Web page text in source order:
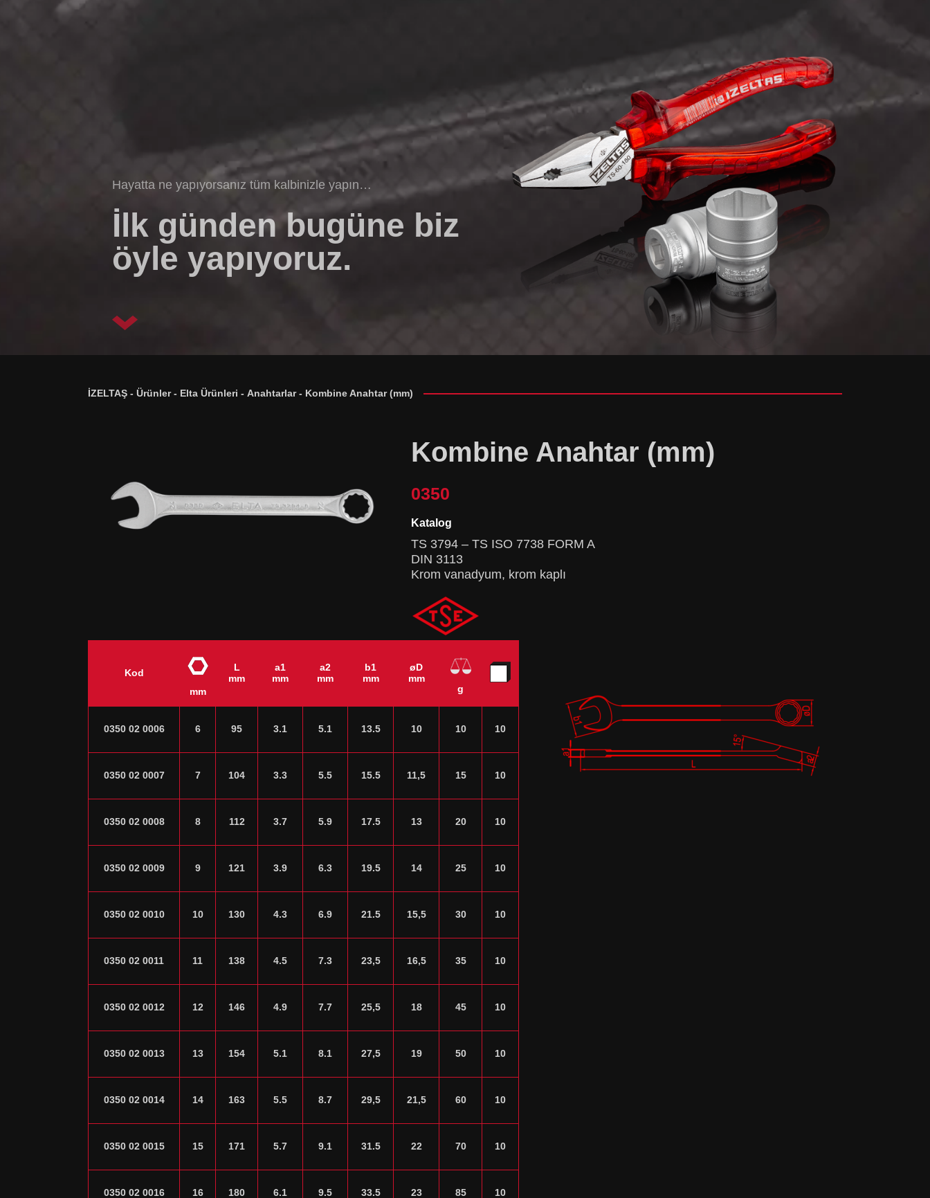
Hayatta ne yapıyorsanız tüm kalbinizle yapın…
İlk günden bugüne biz
öyle yapıyoruz.
İZELTAŞ - Ürünler- Elta Ürünleri - Anahtarlar- Kombine Anahtar (mm)
Kombine Anahtar (mm)
0350
Katalog
TS 3794 – TS ISO 7738 FORM A
DIN 3113
Krom vanadyum, krom kaplı
Kod
mm
L
mm
a1
mm
a2
mm
b1
mm
øD
mm
g
0350 02 0006 6 95 3.1 5.1 13.5 10 10 10
0350 02 0007 7 104 3.3 5.5 15.5 11,5 15 10
0350 02 0008 8 112 3.7 5.9 17.5 13 20 10
0350 02 0009 9 121 3.9 6.3 19.5 14 25 10
0350 02 0010 10 130 4.3 6.9 21.5 15,5 30 10
0350 02 0011 11 138 4.5 7.3 23,5 16,5 35 10
0350 02 0012 12 146 4.9 7.7 25,5 18 45 10
0350 02 0013 13 154 5.1 8.1 27,5 19 50 10
0350 02 0014 14 163 5.5 8.7 29,5 21,5 60 10
0350 02 0015 15 171 5.7 9.1 31.5 22 70 10
0350 02 0016 16 180 6.1 9.5 33.5 23 85 10